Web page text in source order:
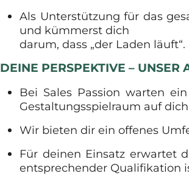
Als Unterstützung für das
und kümmerst dich
darum, dass „der Laden läuft“.
DEINE PERSPEKTIVE – UNSER
Bei Sales Passion warten
Gestaltungsspielraum auf
Wir bieten dir ein offenes
Für deinen Einsatz erwartet
entsprechender Qualifikation